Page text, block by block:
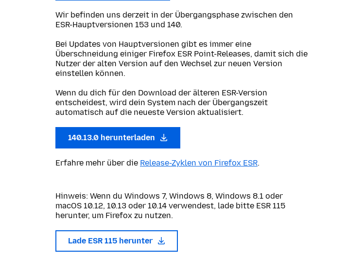
Wir befinden uns derzeit in der Übergangsphase zwischen den
ESR-Hauptversionen 153 und 140.
Bei Updates von Hauptversionen gibt es immer eine
Überschneidung einiger Firefox ESR Point-Releases, damit sich die
Nutzer der alten Version auf den Wechsel zur neuen Version
einstellen können.
Wenn du dich für den Download der älteren ESR-Version
entscheidest, wird dein System nach der Übergangszeit
automatisch auf die neueste Version aktualisiert.
140.13.0 herunterladen
Erfahre mehr über die Release-Zyklen von Firefox ESR.
Hinweis: Wenn du Windows 7, Windows 8, Windows 8.1 oder
macOS 10.12, 10.13 oder 10.14 verwendest, lade bitte ESR 115
herunter, um Firefox zu nutzen.
Lade ESR 115 herunter